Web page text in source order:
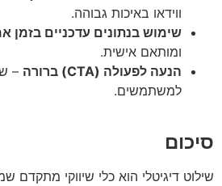
ווידאו באיכות גבוהה.
שימוש בנתונים עדכניים בזמן אמת
ומותאם אישית.
הנעה לפעולה (CTA) ברורה
– שילוב
למשתמשים.
דיגיטלי הוא כלי שיווקי מתקדם